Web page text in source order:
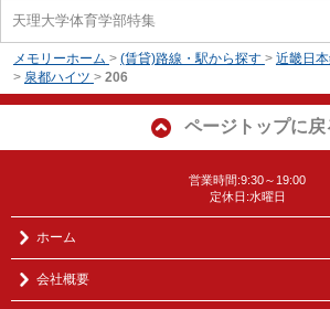
天理大学体育学部特集
メモリーホーム > (賃貸)路線・駅から探す > 近畿日
> 泉都ハイツ > 206
ページトップに戻
営業時間:9:30～19:00
定休日:水曜日
ホーム
会社概要